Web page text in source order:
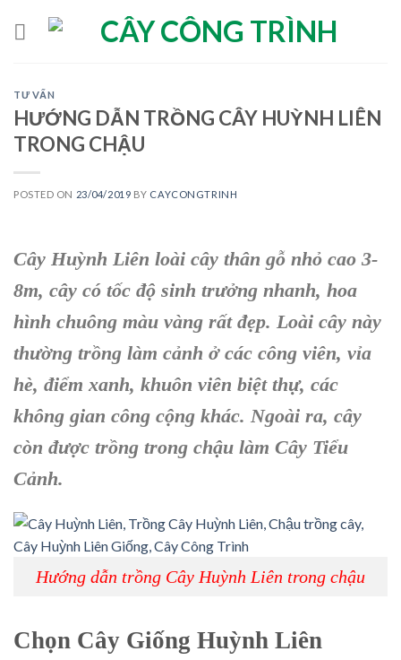
TƯ VẤN
HƯỚNG DẪN TRỒNG CÂY HUỲNH LIÊN
TRONG CHẬU
POSTED ON 23/04/2019 BY CAYCONGTRINH
Cây Huỳnh Liên loài cây thân gỗ nhỏ cao 3-
8m, cây có tốc độ sinh trưởng nhanh, hoa
hình chuông màu vàng rất đẹp. Loài cây này
thường trồng làm cảnh ở các công viên, vỉa
hè, điểm xanh, khuôn viên biệt thự, các
không gian công cộng khác. Ngoài ra, cây
còn được trồng trong chậu làm Cây Tiểu
Cảnh.
Hướng dẫn trồng Cây Huỳnh Liên trong chậu
Chọn Cây Giống Huỳnh Liên